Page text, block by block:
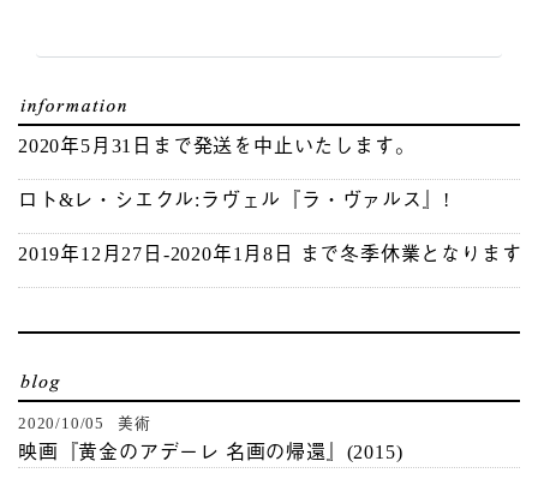
2020年5月31日まで発送を中止いたします。
ロト&レ・シエクル:ラヴェル『ラ・ヴァルス』!
2019年12月27日-2020年1月8日 まで冬季休業となります
2020/10/05 美術
映画『黄金のアデーレ 名画の帰還』(2015)